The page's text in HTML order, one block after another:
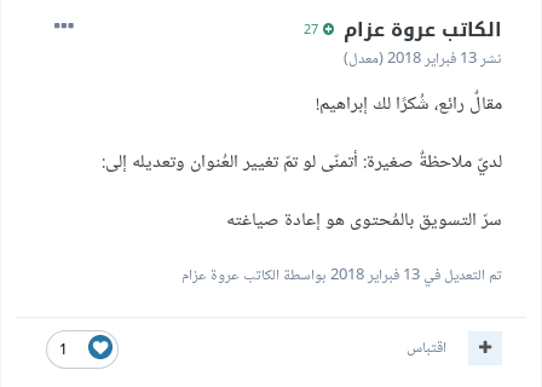
الكاتب عروة عزام
نشر13 فبراير 2018 (معدل)
مقالٌ رائع، شُكرًا لك إبراهيم!
لديّ ملاحظةٌ صغيرة: أتمنّى لو تمّ تغيير العُنوان وتعديله إلى:
سرّ التسويق بالمُحتوى هو إعادة صياغته
تم التعديل في13 فبراير 2018 بواسطة الكاتب عروة عزام
1 اقتباس